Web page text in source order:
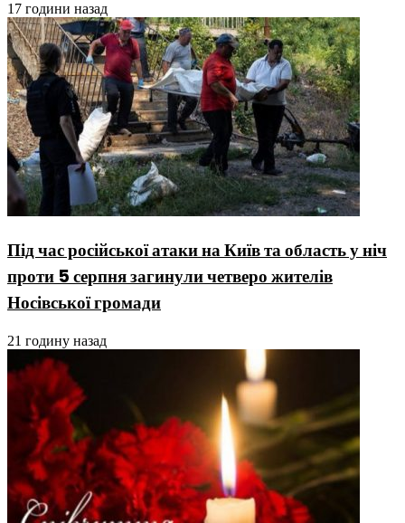
17 години назад
Під час російської атаки на Київ та область у ніч
проти 5 серпня загинули четверо жителів
Носівської громади
21 годину назад